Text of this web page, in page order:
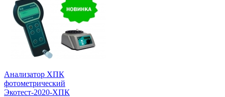
Анализатор ХПК
фотометрический
Экотест-2020-ХПК